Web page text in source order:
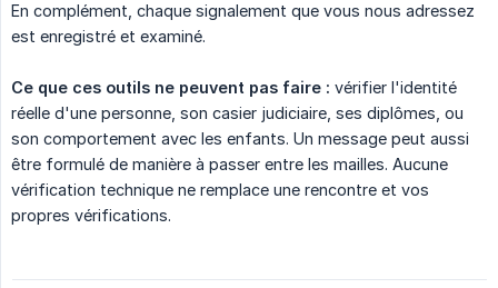
En complément, chaque signalement que vous nous adressez
est enregistré et examiné.
Ce que ces outils ne peuvent pas faire : vérifier l'identité
réelle d'une personne, son casier judiciaire, ses diplômes, ou
son comportement avec les enfants. Un message peut aussi
être formulé de manière à passer entre les mailles. Aucune
vérification technique ne remplace une rencontre et vos
propres vérifications.